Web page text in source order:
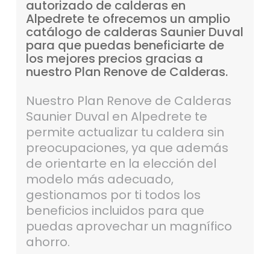
autorizado de calderas en
Alpedrete te ofrecemos un amplio
catálogo de calderas Saunier Duval
para que puedas beneficiarte de
los mejores precios gracias a
nuestro Plan Renove de Calderas.
Nuestro Plan Renove de Calderas
Saunier Duval en Alpedrete te
permite actualizar tu caldera sin
preocupaciones, ya que además
de orientarte en la elección del
modelo más adecuado,
gestionamos por ti todos los
beneficios incluidos para que
puedas aprovechar un magnífico
ahorro.